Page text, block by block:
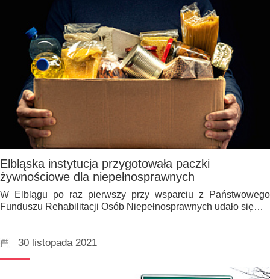
Elbląska instytucja przygotowała paczki
żywnościowe dla niepełnosprawnych
W Elblągu po raz pierwszy przy wsparciu z Państwowego
Funduszu Rehabilitacji Osób Niepełnosprawnych udało się…
30 listopada 2021